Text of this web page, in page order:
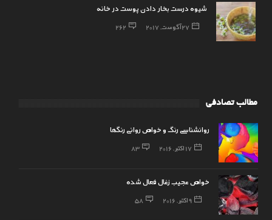
شیوه درست بخار دادن پوست در خانه
27 آگوست, 2017 262
مطالب تصادفی
روانشناسی رنگ و خواص روانی رنگها
17 اکتبر, 2016 83
خواص عجیب زغال فعال شده
9 اکتبر, 2016 58